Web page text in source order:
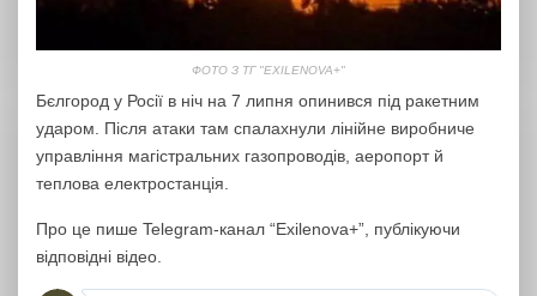
ФОТО З ТГ "EXILENOVA+"
Бєлгород у Росії в ніч на 7 липня опинився під ракетним
ударом. Після атаки там спалахнули лінійне виробниче
управління магістральних газопроводів, аеропорт й
теплова електростанція.
Про це пише Telegram-канал “Exilenova+”, публікуючи
відповідні відео.